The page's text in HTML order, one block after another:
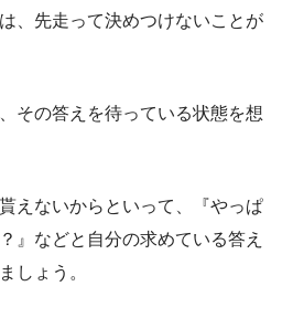
、先走って決めつけないことが
その答えを待っている状態を想
えないからといって、『やっぱ
』などと自分の求めている答え
しょう。